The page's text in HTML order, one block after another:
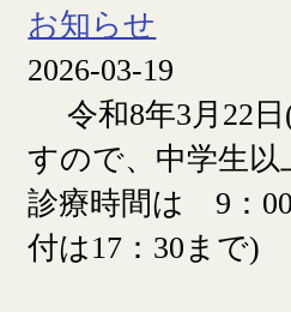
お知らせ
2026-03-19
令和8年3月22日
すので、中学生
診療時間は 9：
付は17：30まで)